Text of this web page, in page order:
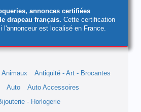
annonces certifiées
drapeau français. Cette certification
l'annonceur est localisé en France.
Animaux
Antiquité - Art - Brocantes
Auto
Auto Accessoires
- Horlogerie